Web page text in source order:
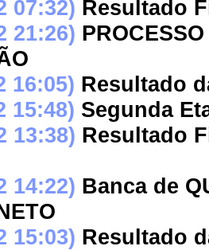
07:32) Resultado
21:26)
16:05) Resultado
15:48) Segunda
13:38) Resultado
14:22) Banca de
15:03) Resultado